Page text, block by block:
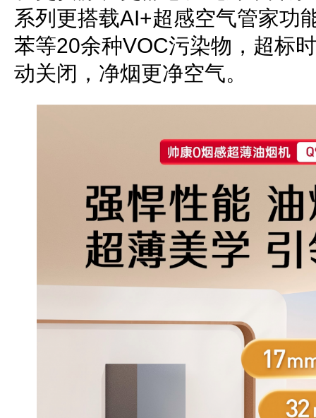
系列更搭载AI+超感空气管家功
苯等20余种VOC污染物，超标
动关闭，净烟更净空气。